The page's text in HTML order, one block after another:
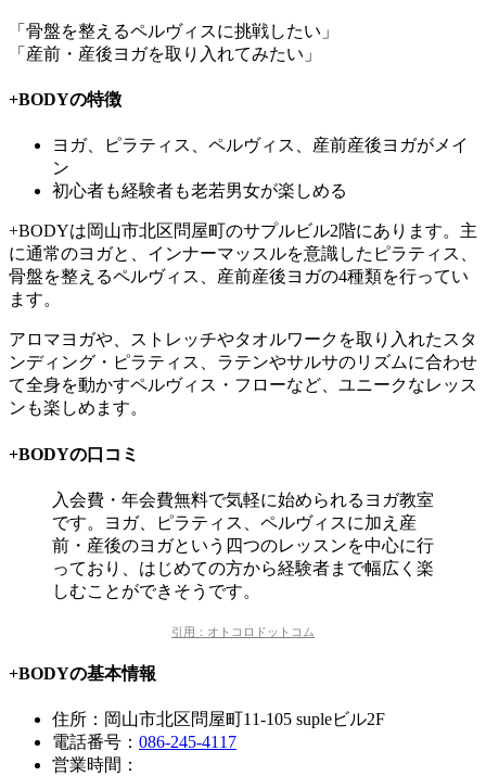
「骨盤を整えるペルヴィスに挑戦したい」
「産前・産後ヨガを取り入れてみたい」
+BODYの特徴
ヨガ、ピラティス、ペルヴィス、産前産後ヨガがメイ
ン
初心者も経験者も老若男女が楽しめる
+BODYは岡山市北区問屋町のサプルビル2階にあります。主
に通常のヨガと、 インナーマッスルを意識したピラティス、
骨盤を整えるペルヴィス、産前産後ヨガの4種類を行ってい
ます。
アロマヨガや、ストレッチやタオルワークを取り入れた スタ
ンディング・ピラティス
、ラテンやサルサのリズムに合わせ
て全身を動かすペルヴィス・フローなど、ユニークなレッス
ンも楽しめます。
+BODYの口コミ
入会費・年会費無料で気軽に始められるヨガ教室
です。ヨガ、ピラティス、ペルヴィスに加え産
前・産後のヨガという四つのレッスンを中心に行
っており、はじめての方から経験者まで幅広く楽
しむことができそうです。
引用：オトコロドットコム
+BODYの基本情報
住所：岡山市北区問屋町11-105 supleビル2F
電話番号： 086-245-4117
営業時間：